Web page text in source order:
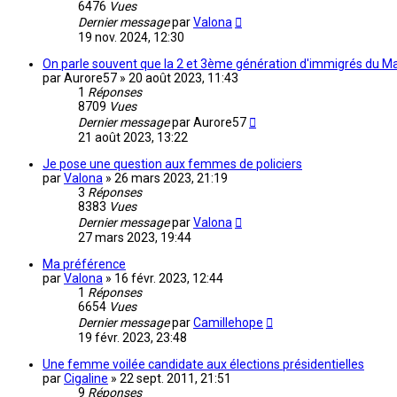
6476 Vues
Dernier messageparValona
19 nov. 2024, 12:30
On parle souvent que la 2 et 3ème génération d'immigrés du
parAurore57 » 20 août 2023, 11:43
1 Réponses
8709 Vues
Dernier messageparAurore57
21 août 2023, 13:22
Je pose une question aux femmes de policiers
parValona » 26 mars 2023, 21:19
3 Réponses
8383 Vues
Dernier messageparValona
27 mars 2023, 19:44
Ma préférence
parValona » 16 févr. 2023, 12:44
1 Réponses
6654 Vues
Dernier messageparCamillehope
19 févr. 2023, 23:48
Une femme voilée candidate aux élections présidentielles
parCigaline » 22 sept. 2011, 21:51
9 Réponses